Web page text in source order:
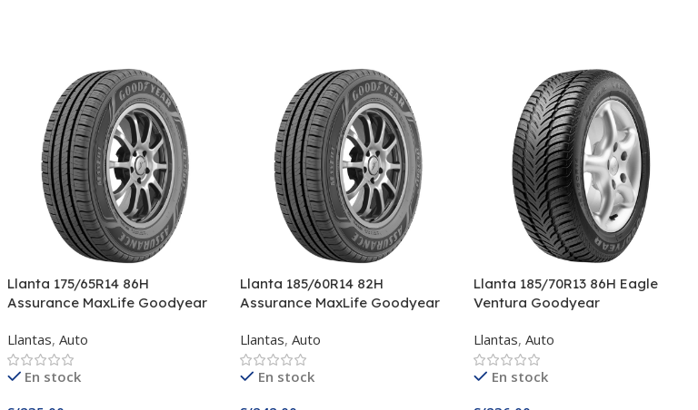
Llanta 175/65R14 86H
Assurance MaxLife Goodyear
Llantas, Auto
En stock
Llanta 185/60R14 82H
Assurance MaxLife Goodyear
Llantas, Auto
En stock
Llanta 185/70R13 86H Eagle
Ventura Goodyear
Llantas, Auto
En stock